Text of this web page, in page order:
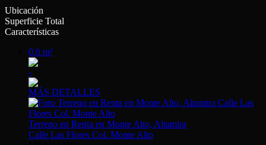
Ubicación
Superficie Total
Características
0.0 m²
-
MÁS DETALLES
Terreno en Renta en Monte Alto, Altamira
Calle Las Flores Col. Monte Alto